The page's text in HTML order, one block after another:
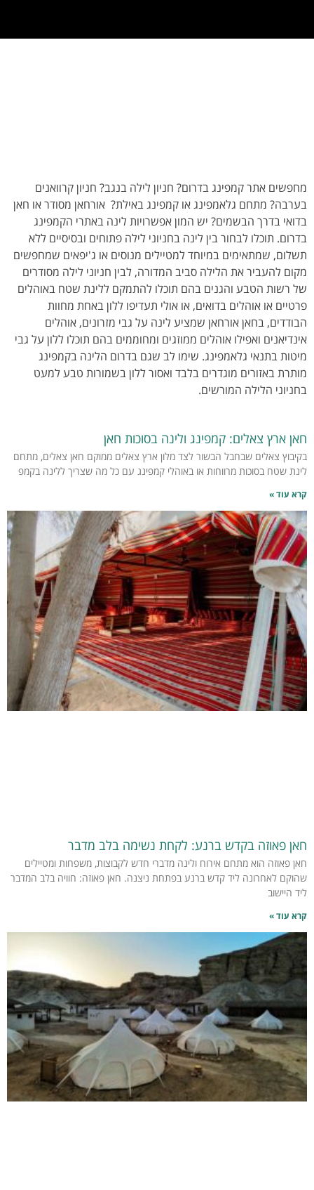
מחפשים אתר קמפינג בדרום? חניון לילה בנגב? חניון קרוואנים
בערבה? מתחם גלאמפינג או קמפינג באילת? אורחאן מסודר או חאן
בדואי בדרך הבשמים? יש המון אפשרויות לינה באתרי הקמפינג
בדרום. תוכלו לבחור בין לינה בחניוני לילה פתוחים ובסיסיים ללא
תשלום, שמתאימים במיוחד למטיילים מנוסים או ג'יפאים שמחפשים
מקום להעביר את הלילה סביב המדורה, לבין חניוני לילה מסודרים
של רשות הטבע והגנים בהם תוכלו להתמקם ללינת שטח באוהלים
פרטיים או אוהלים בדואים, או אולי תעדיפו ללון באחת מחוות
הבודדים, בחאן אורחאן שמציע לינה על גבי מזרונים, אוהלים
אינדיאנים ואפילו אוהלים ממוזגים ומחוממים בהם תוכלו ללון על גבי
מיטות בתנאי גלאמפינג. שימו לב שגם בדרום הלינה בקמפינג
מותרת באזורים מוגדרים בלבד ואסור ללון בשמורות טבע למעט
בחניוני הלילה המורשים.
חאן ארץ צאלים: קמפינג ולינה בסוכות חאן
בקיבוץ צאלים שבחבל הבשור לצד מלון ארץ צאלים ממוקם חאן צאלים, מתחם
לינת שטח בסוכות מרווחות או באוהלי קמפינג עם כל מה שצריך ללינה בקמפ
קרא עוד »
חאן פאוזה בקדש ברנע: לקחת נשימה בלב מדבר
חאן פאוזה הוא מתחם אירוח ולינה מדברי חדש לקבוצות, משפחות ומטיילים
שהוקם לאחרונה ליד קדש ברנע בפתחת ניצנה. חאן פאוזה: חוויה בלב המדבר
ליד היישוב
קרא עוד »